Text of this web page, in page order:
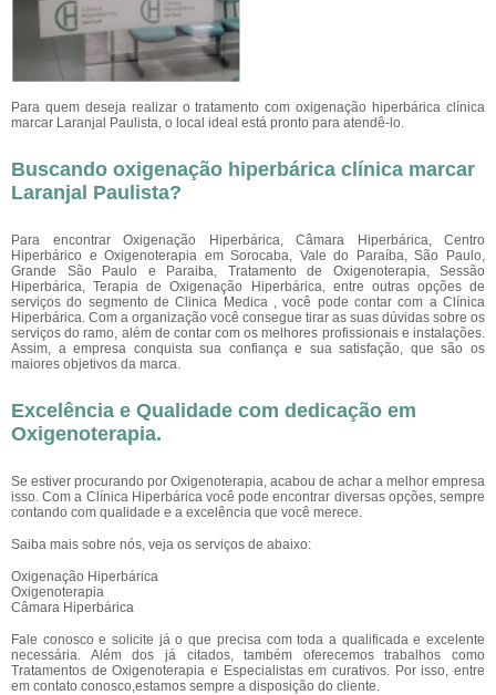
Para quem deseja realizar o tratamento com oxigenação hiperbárica clínica
marcar Laranjal Paulista, o local ideal está pronto para atendê-lo.
Buscando oxigenação hiperbárica clínica marcar
Laranjal Paulista?
Para encontrar Oxigenação Hiperbárica, Câmara Hiperbárica, Centro
Hiperbárico e Oxigenoterapia em Sorocaba, Vale do Paraíba, São Paulo,
Grande São Paulo e Paraiba, Tratamento de Oxigenoterapia, Sessão
Hiperbárica, Terapia de Oxigenação Hiperbárica, entre outras opções de
serviços do segmento de Clinica Medica , você pode contar com a Clínica
Hiperbárica. Com a organização você consegue tirar as suas dúvidas sobre os
serviços do ramo, além de contar com os melhores profissionais e instalações.
Assim, a empresa conquista sua confiança e sua satisfação, que são os
maiores objetivos da marca.
Excelência e Qualidade com dedicação em
Oxigenoterapia.
Se estiver procurando por Oxigenoterapia, acabou de achar a melhor empresa
isso. Com a Clínica Hiperbárica você pode encontrar diversas opções, sempre
contando com qualidade e a excelência que você merece.
Saiba mais sobre nós, veja os serviços de abaixo:
Oxigenação Hiperbárica
Oxigenoterapia
Câmara Hiperbárica
Fale conosco e solicite já o que precisa com toda a qualificada e excelente
necessária. Além dos já citados, também oferecemos trabalhos como
Tratamentos de Oxigenoterapia e Especialistas em curativos. Por isso, entre
em contato conosco,estamos sempre a disposição do cliente.